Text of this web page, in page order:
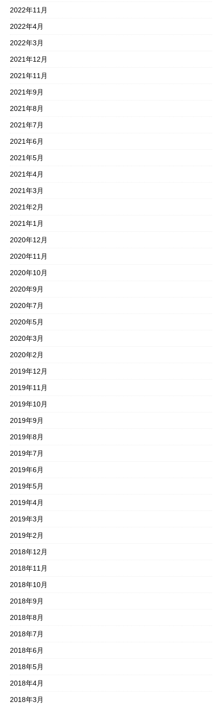
2022年11月
2022年4月
2022年3月
2021年12月
2021年11月
2021年9月
2021年8月
2021年7月
2021年6月
2021年5月
2021年4月
2021年3月
2021年2月
2021年1月
2020年12月
2020年11月
2020年10月
2020年9月
2020年7月
2020年5月
2020年3月
2020年2月
2019年12月
2019年11月
2019年10月
2019年9月
2019年8月
2019年7月
2019年6月
2019年5月
2019年4月
2019年3月
2019年2月
2018年12月
2018年11月
2018年10月
2018年9月
2018年8月
2018年7月
2018年6月
2018年5月
2018年4月
2018年3月